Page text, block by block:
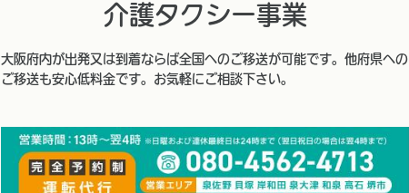
介護タクシー事業
大阪府内が出発又は到着ならば全国へのご移送が可能です。他府県への
ご移送も安心低料金です。お気軽にご相談下さい。